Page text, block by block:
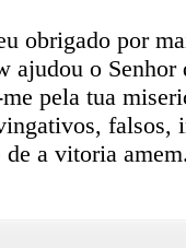
obrigado por
ajudou o
pela tua
falsos,
a vitoria